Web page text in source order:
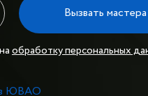
Вызвать мастера
обработку персональных
в ЮВАО